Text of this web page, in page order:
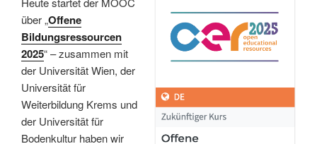
über „Offene
Bildungsressourcen
2025“ – zusammen mit
der Universität Wien, der
Universität für
Weiterbildung Krems und
der Universität für
Bodenkultur haben wir